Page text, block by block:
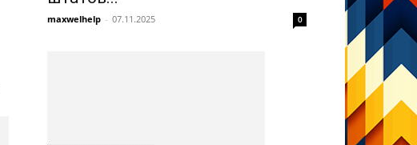
maxwelhelp - 07.11.2025 0